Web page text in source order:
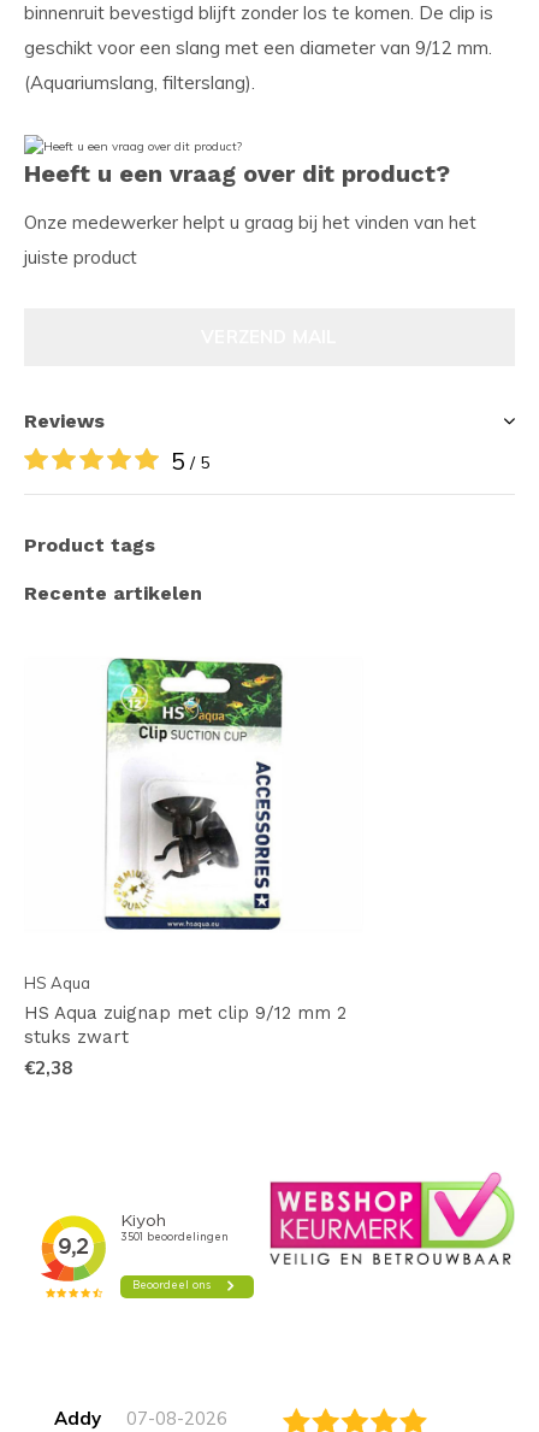
binnenruit bevestigd blijft zonder los te komen. De clip is
geschikt voor een slang met een diameter van 9/12 mm.
(Aquariumslang, filterslang).
Heeft u een vraag over dit product?
Onze medewerker helpt u graag bij het vinden van het
juiste product
Reviews
5 / 5
Product tags
Recente artikelen
HS Aqua
HS Aqua zuignap met clip 9/12 mm 2
stuks zwart
€2,38
Addy 07-08-2026